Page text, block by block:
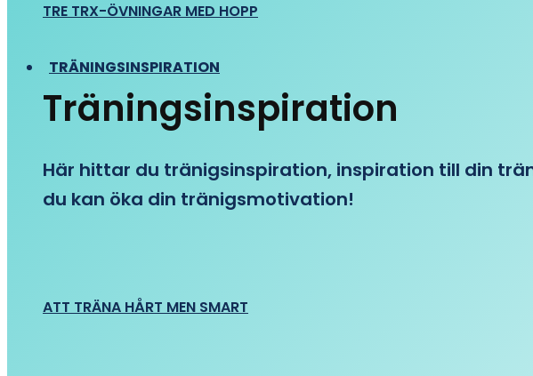
TRE TRX-ÖVNINGAR MED HOPP
TRÄNINGSINSPIRATION
Träningsinspiration
Här hittar du tränigsinspiration, inspiration till din
du kan öka din tränigsmotivation!
ATT TRÄNA HÅRT MEN SMART